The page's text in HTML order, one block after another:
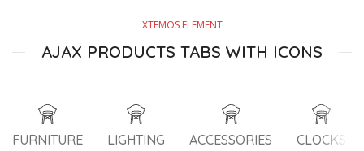
XTEMOS ELEMENT
AJAX PRODUCTS TABS WITH ICONS
FURNITURE LIGHTING ACCESSORIES CLOCKS